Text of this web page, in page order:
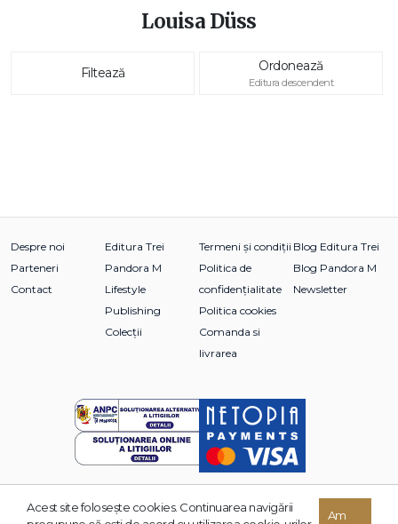
Louisa Düss
Filtează Ordonează
Editura descendent
Despre noi
Parteneri
Contact
Editura Trei
Pandora M
Lifestyle
Publishing
Colecții
Termeni și condiții
Politica de
confidențialitate
Politica cookies
Comanda si
livrarea
Blog Editura Trei
Blog Pandora M
Newsletter
© 2026 Grupul Editorial TREI. Toate drepturile rezervate.
Acest site foloseşte cookies. Continuarea navigării
Am